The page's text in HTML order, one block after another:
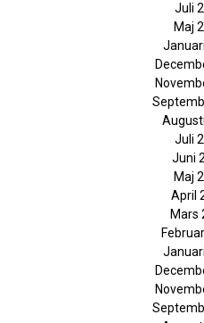
Juli
Maj
Juli
Juni
Maj
April
Mars